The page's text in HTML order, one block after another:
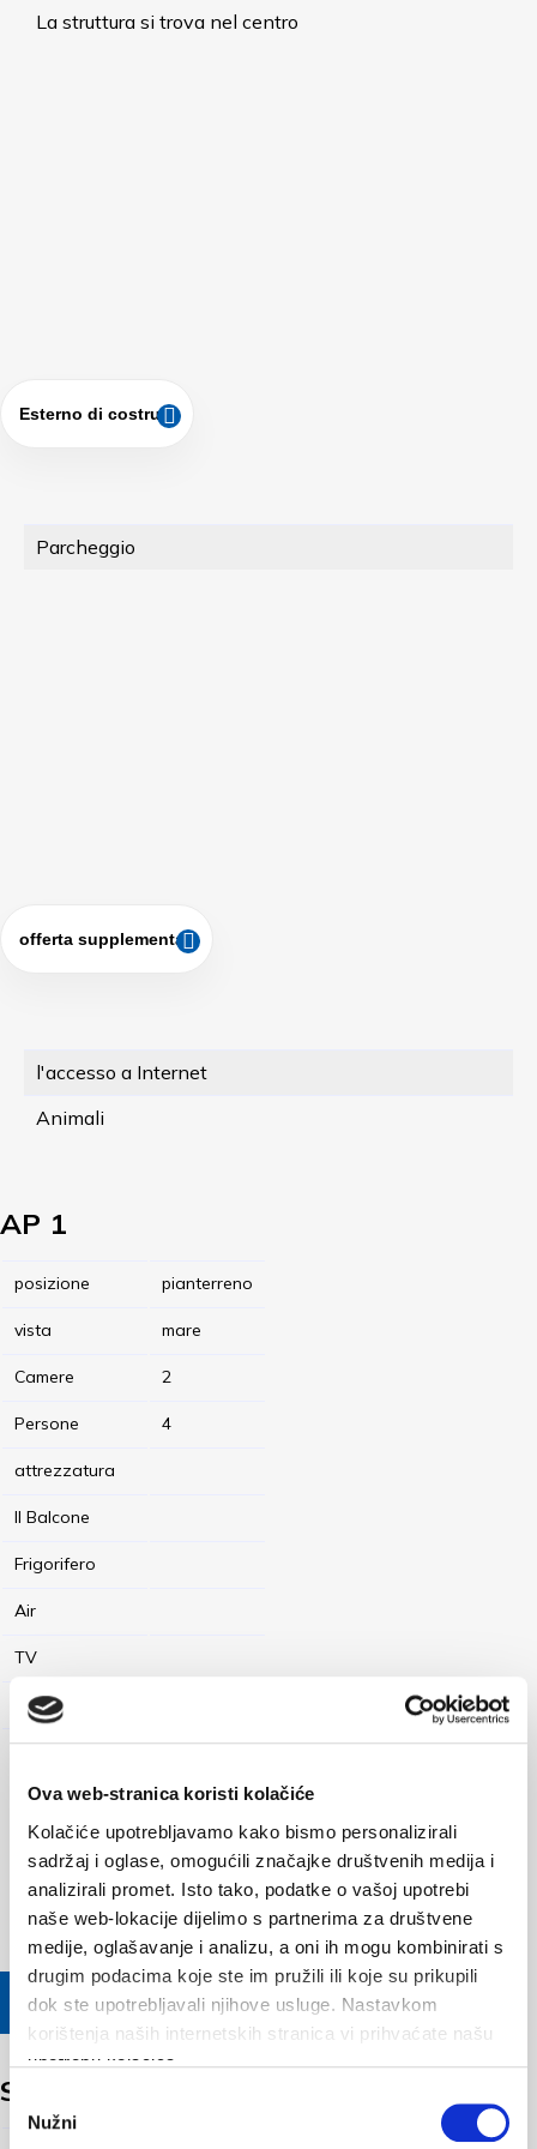
Ova web-stranica koristi kolačiće
Kolačiće upotrebljavamo kako bismo personalizirali
sadržaj i oglase, omogućili značajke društvenih medija i
analizirali promet. Isto tako, podatke o vašoj upotrebi
naše web-lokacije dijelimo s partnerima za društvene
medije, oglašavanje i analizu, a oni ih mogu kombinirati s
drugim podacima koje ste im pružili ili koje su prikupili
dok ste upotrebljavali njihove usluge. Nastavkom
korištenja naših internetskih stranica vi prihvaćate našu
upotrebu kolačića.
Odabir
pristanka
Nužni
La struttura si trova nel centro
Esterno di costruire
Parcheggio
offerta supplementare
l'accesso a Internet
Animali
AP 1
posizione pianterreno
vista mare
Camere 2
Persone 4
attrezzatura
Il Balcone
Frigorifero
Air
TV
Entrata singola
mini cucina
CALENDARIO
Soba 1